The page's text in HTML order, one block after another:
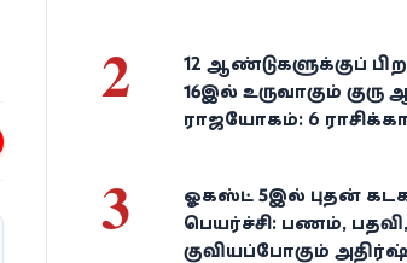
2
12 ஆண்டுகளுக்குப்
16இல் உருவாகும் குரு
ராஜயோகம்: 6
3
ஓகஸ்ட் 5இல் புதன் கடக
பெயர்ச்சி: பணம், பதவி,
குவியப்போகும்